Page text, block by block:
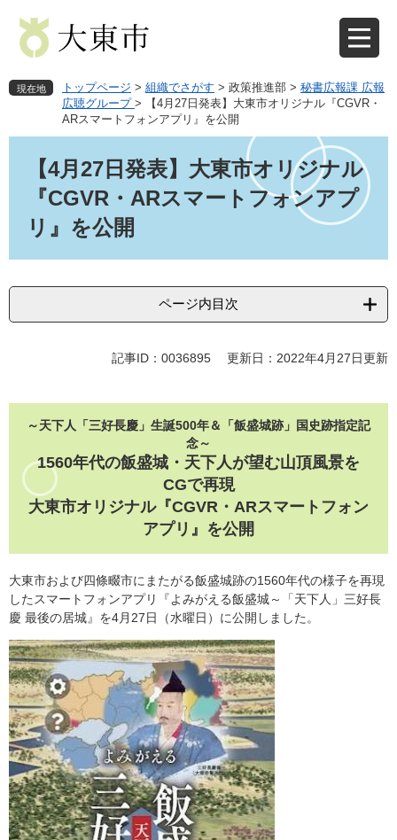
先
す
を
し
現在地 トップページ > 組織でさがす > 政策推進部 > 秘書広報課 広報
広聴グループ >
【4月27日発表】​大東市オリジナル『CGVR・
ARスマートフォンアプリ』を公開
【4月27日発表】​大東市オリジナル
『CGVR・ARスマートフォンアプ
リ』を公開
ページ内目次
記事ID：0036895 更新日：2022年4月27日更新
～天下人「三好長慶」生誕500年＆「飯盛城跡」国史跡指定記
念～
1560年代の飯盛城・天下人が望む山頂風景を
CGで再現
大東市オリジナル『CGVR・ARスマートフォン
アプリ』を公開
大東市および四條畷市にまたがる飯盛城跡の1560年代の様子を再現
したスマートフォンアプリ『よみがえる飯盛城～「天下人」三好長
慶 最後の居城』を4月27日（水曜日）に公開しました。​